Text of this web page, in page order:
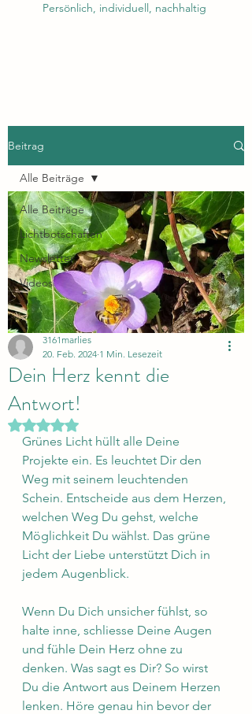
Persönlich, individuell, nachhaltig
Beitrag
Alle Beiträge
Lichtbotschaften
Newsletter
Videos
Alle Beiträge
Dein Herz kennt die
Antwort!
3161marlies
20. Feb. 2024 1 Min. Lesezeit
Mit NaN von 5 Sternen bewertet.
Grünes Licht hüllt alle Deine
Projekte ein. Es leuchtet Dir den
Weg mit seinem leuchtenden
Schein. Entscheide aus dem Herzen,
welchen Weg Du gehst, welche
Möglichkeit Du wählst. Das grüne
Licht der Liebe unterstützt Dich in
jedem Augenblick.
Wenn Du Dich unsicher fühlst, so
halte inne, schliesse Deine Augen
und fühle Dein Herz ohne zu
denken. Was sagt es Dir? So wirst
Du die Antwort aus Deinem Herzen
lenken. Höre genau hin bevor der